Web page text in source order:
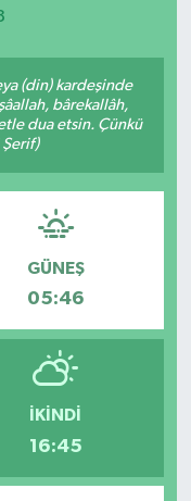
(din) kardeşinde
bârekallâh,
dua etsin. Çünkü
Şerif)
GÜNEŞ
05:46
İKINDI
16:45